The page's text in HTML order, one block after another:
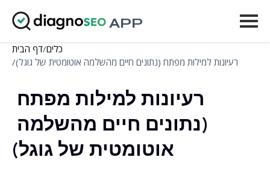
APP
כלים
התחבר
דף הבית/כלים
/רעיונות למילות מפתח (נתונים חיים מהשלמה אוטומטית של גוגל)
אוטומטית של גוגל)